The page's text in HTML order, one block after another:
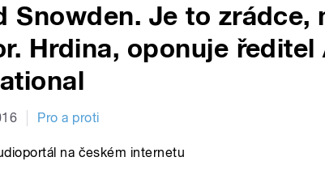
Snowden. Je to zrádce,
Hrdina, oponuje ředitel
Pro a proti
na českém internetu